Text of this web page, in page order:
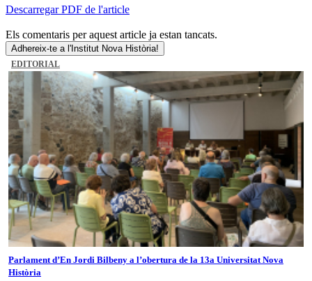
Descarregar PDF de l'article
Els comentaris per aquest article ja estan tancats.
Adhereix-te a l'Institut Nova Història!
EDITORIAL
Parlament d’En Jordi Bilbeny a l’obertura de la 13a Universitat Nova
Història